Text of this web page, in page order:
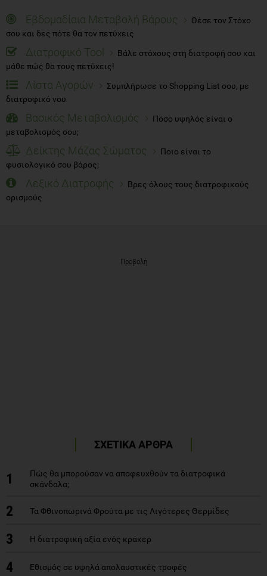
Εβδομαδίαια Μεταβολή Βάρους
Θέσε τον Στόχο
σου και δες πότε θα τον πετύχεις
Διατροφικό Tool
Βάλε στόχους στη διατροφή σου και
μάθε πώς θα τους πετύχεις!
Λίστα Αγορών
Συμπλήρωσε το Shopping List σου, με
διατροφικό νου
Βασικός Μεταβολισμός
Πόσο υψηλός είναι ο
μεταβολισμός σου;
Δείκτης Μάζας Σώματος
Ποιο είναι το
φυσιολογικό σου βάρος;
Λεξικό Διατροφής
Βρες όλους τους διατροφικούς
ορισμούς
Προβολή
ΣΧΕΤΙΚΑ ΑΡΘΡΑ
1
Πώς θα μπορούσαν να αποφευχθούν τα διατροφικά
σκάνδαλα;
2 Τα Φθινοπωρινά Φρούτα με τις Λιγότερες Θερμίδες
3 Η διατροφική αξία ενός κράκερ
4 Εθισμός σε υψηλά απολαυστικές τροφές